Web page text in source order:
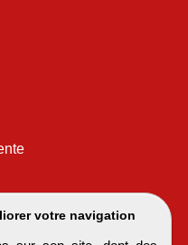
votre navigation